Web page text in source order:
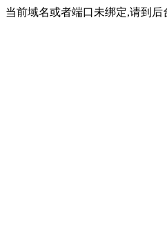
当前域名或者端口未绑定,请到